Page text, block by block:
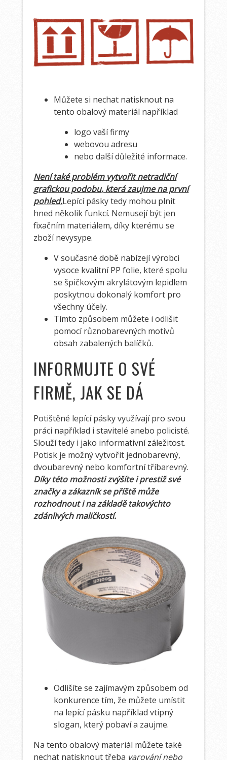
Můžete si nechat natisknout na
tento obalový materiál například
logo vaší firmy
webovou adresu
nebo další důležité informace.
Není také problém vytvořit netradiční
grafickou podobu, která zaujme na první
pohled.Lepící pásky tedy mohou plnit
hned několik funkcí. Nemusejí být jen
fixačním materiálem, díky kterému se
zboží nevysype.
V současné době nabízejí výrobci
vysoce kvalitní PP folie, které spolu
se špičkovým akrylátovým lepidlem
poskytnou dokonalý komfort pro
všechny účely.
Tímto způsobem můžete i odlišit
pomocí různobarevných motivů
obsah zabalených balíčků.
INFORMUJTE O SVÉ
FIRMĚ, JAK SE DÁ
Potištěné lepící pásky využívají pro svou
práci například i stavitelé anebo policisté.
Slouží tedy i jako informativní záležitost.
Potisk je možný vytvořit jednobarevný,
dvoubarevný nebo komfortní tříbarevný.
Díky této možnosti zvýšíte i prestiž své
značky a zákazník se příště může
rozhodnout i na základě takovýchto
zdánlivých maličkostí.
Odlišíte se zajímavým způsobem od
konkurence tím, že můžete umístit
na lepící pásku například vtipný
slogan, který pobaví a zaujme.
Na tento obalový materiál můžete také
nechat natisknout třeba varování nebo